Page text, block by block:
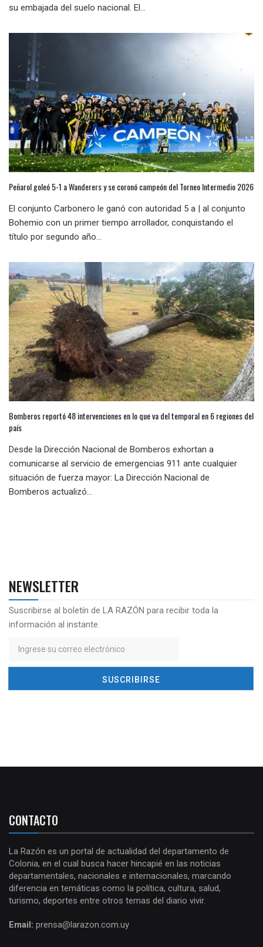
su embajada del suelo nacional. El...
Peñarol goleó 5-1 a Wanderers y se coronó campeón del Torneo Intermedio 2026
El conjunto Carbonero le ganó con autoridad 5 a | al conjunto
Bohemio con un primer tiempo arrollador, conquistando el
título por segundo año...
Bomberos reportó 48 intervenciones en lo que va del temporal en 6 regiones del
país
Desde la Dirección Nacional de Bomberos exhortan a
comunicarse al servicio de emergencias 911 ante cualquier
situación de fuerza mayor: La Dirección Nacional de
Bomberos actualizó...
NEWSLETTER
Suscribirse al boletín de LA RAZÓN para recibir toda la
información al instante.
CONTACTO
La Razón es un portal de actualidad del departamento de
Colonia, en el cual busca hacer hincapié en las noticias
departamentales, nacionales e internacionales, marcando
diferencia en temáticas como la política, cultura, salud,
turismo, deportes entre otros temas del diario vivir.
Email: prensa@larazon.com.uy